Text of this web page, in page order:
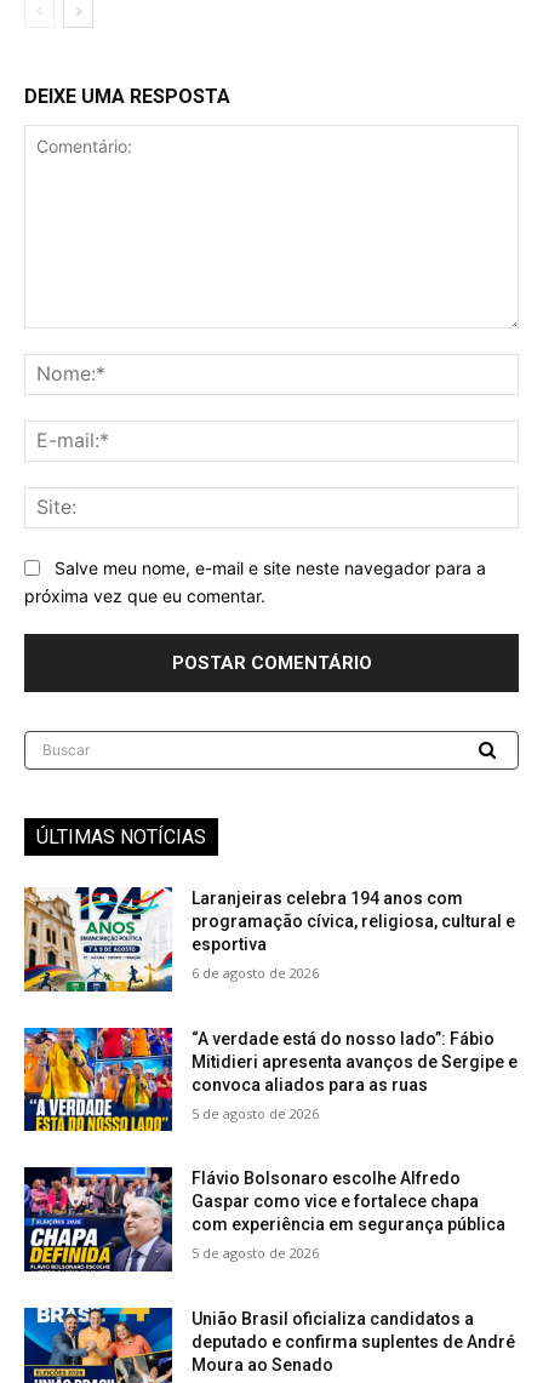
DEIXE UMA RESPOSTA
Salve meu nome, e-mail e site neste navegador para a
próxima vez que eu comentar.
Buscar
ÚLTIMAS NOTÍCIAS
Laranjeiras celebra 194 anos com
programação cívica, religiosa, cultural e
esportiva
6 de agosto de 2026
“A verdade está do nosso lado”: Fábio
Mitidieri apresenta avanços de Sergipe e
convoca aliados para as ruas
5 de agosto de 2026
Flávio Bolsonaro escolhe Alfredo
Gaspar como vice e fortalece chapa
com experiência em segurança pública
5 de agosto de 2026
União Brasil oficializa candidatos a
deputado e confirma suplentes de André
Moura ao Senado